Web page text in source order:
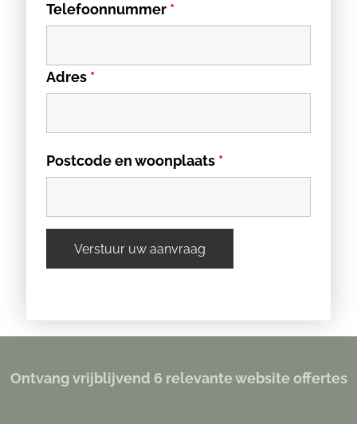
Telefoonnummer *
Adres *
Postcode en woonplaats *
Ontvang vrijblijvend 6 relevante website offertes